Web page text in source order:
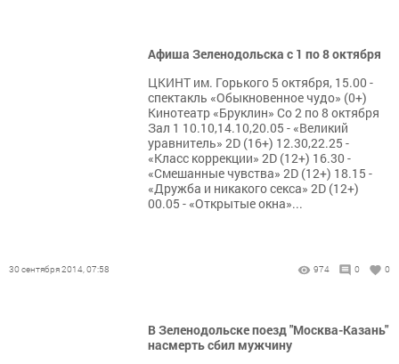
Афиша Зеленодольска с 1 по 8 октября
ЦКИНТ им. Горького 5 октября, 15.00 -
спектакль «Обыкновенное чудо» (0+)
Кинотеатр «Бруклин» Со 2 по 8 октября
Зал 1 10.10,14.10,20.05 - «Великий
уравнитель» 2D (16+) 12.30,22.25 -
«Класс коррекции» 2D (12+) 16.30 -
«Смешанные чувст­ва» 2D (12+) 18.15 -
«Дружба и никакого секса» 2D (12+)
00.05 - «Открытые окна»...
30 сентября 2014, 07:58 974 0 0
В Зеленодольске поезд "Москва-Казань"
насмерть сбил мужчину